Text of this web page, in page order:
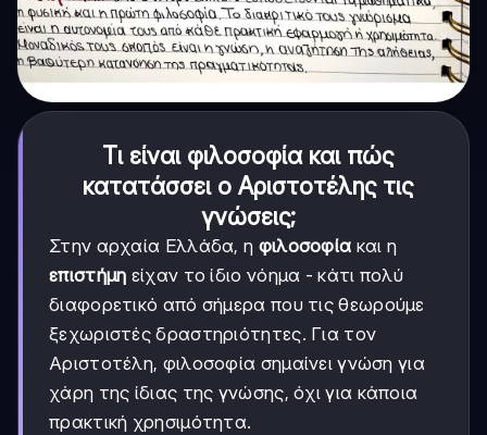
Τι είναι φιλοσοφία και πώς
κατατάσσει ο Αριστοτέλης τις
γνώσεις;
Στην αρχαία Ελλάδα, η φιλοσοφία και η
επιστήμη είχαν το ίδιο νόημα - κάτι πολύ
διαφορετικό από σήμερα που τις θεωρούμε
ξεχωριστές δραστηριότητες. Για τον
Αριστοτέλη, φιλοσοφία σημαίνει γνώση για
χάρη της ίδιας της γνώσης, όχι για κάποια
πρακτική χρησιμότητα.